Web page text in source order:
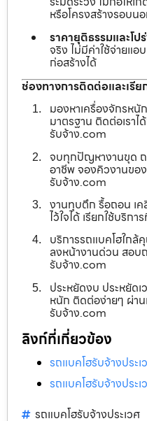
หรือโครงสร้างรอบน
ราคายุติธรรมและโป
จริง ไม่มีค่าใช้จ่ายแ
ก่อสร้างได้
ช่องทางการติดต่อและเรีย
มองหาเครื่องจักรหนั
มาตรฐาน ติดต่อเรา
รับจ้าง.com
จบทุกปัญหางานขุด
อาชีพ จองคิวงานขอ
รับจ้าง.com
งานทุบตึก รื้อถอน เค
ไว้ใจได้ เรียกใช้บริก
บริการรถแบคโฮใก
ลงหน้างานด่วน สอบ
รับจ้าง.com
ประหยัดงบ ประหยัดเ
หนัก ติดต่อง่ายๆ ผ่า
รับจ้าง.com
ลิงก์ที่เกี่ยวข้อง
รถแบคโฮรับจ้างประเ
รถแบคโฮรับจ้างประเ
รถแบคโฮรับจ้างประเวศ